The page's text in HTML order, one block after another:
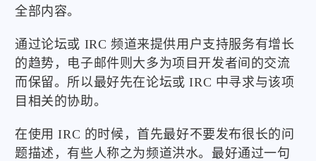
全部内容。
通过论坛或 IRC 频道来提供用户支持服务有增长
的趋势，电子邮件则大多为项目开发者间的交流
而保留。所以最好先在论坛或 IRC 中寻求与该项
目相关的协助。
在使用 IRC 的时候，首先最好不要发布很长的问
题描述，有些人称之为频道洪水。最好通过一句